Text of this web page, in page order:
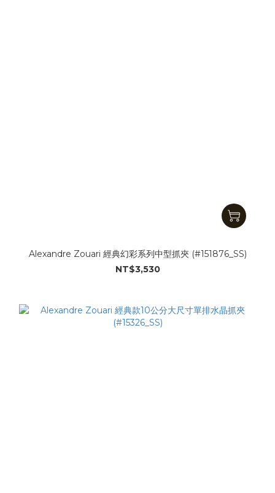
Alexandre Zouari 經典幻彩系列中型抓夾 (#151876_SS)
NT$3,530